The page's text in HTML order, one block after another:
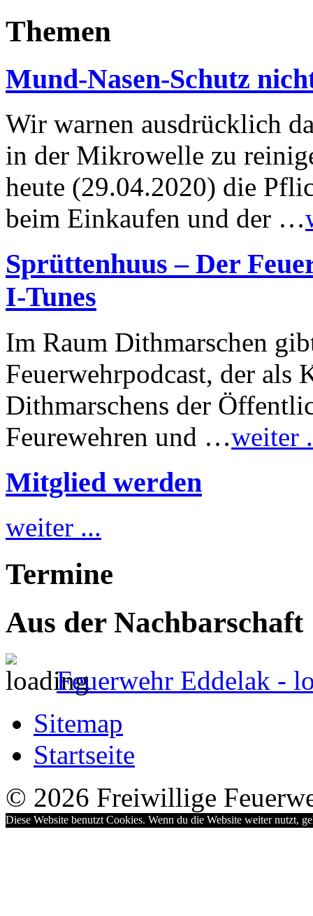
Themen
Mund-Nasen-Schutz
Wir warnen ausdrücklich
in der Mikrowelle zu
heute (29.04.2020) die
beim Einkaufen und der …
Sprüttenhuus – Der
I-Tunes
Im Raum Dithmarschen
Feuerwehrpodcast, der als
Dithmarschens der
Feurewehren und …weiter
Mitglied werden
weiter ...
Termine
Aus der Nachbarschaft
Feuerwehr Eddelak -
Sitemap
Startseite
© 2026 Freiwillige
Diese Website benutzt Cookies. Wenn du die Website weiter nutzt,